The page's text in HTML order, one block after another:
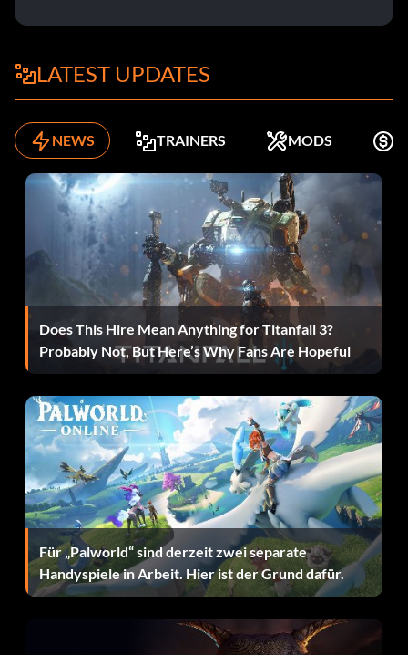
LATEST UPDATES
NEWS TRAINERS MODS
Does This Hire Mean Anything for Titanfall 3?
Probably Not, But Here’s Why Fans Are Hopeful
Für „Palworld“ sind derzeit zwei separate
Handyspiele in Arbeit. Hier ist der Grund dafür.